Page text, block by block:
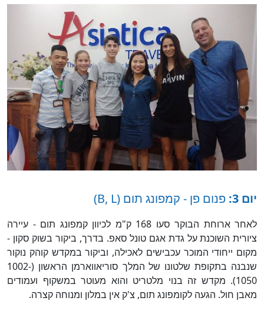
יום 3: פנום פן - קמפונג תום (B, L)
לאחר ארוחת הבוקר סעו 168 ק"מ לכיוון קמפונג תום - עיירה
ציורית השוכנת על גדת אגם טונל סאפ. בדרך, ביקור בשוק סקון -
מקום ייחודי המוכר עכבישים לאכילה, וביקור במקדש קוהק נוקור
שנבנה בתקופת שלטונו של המלך סוריאווארמן הראשון (1002-
1050). מקדש זה בנוי מלטריט והוא מעוטר במשקוף ועמודים
מאבן חול. הגעה לקומפונג תום, צ'ק אין במלון ומנוחה קצרה.